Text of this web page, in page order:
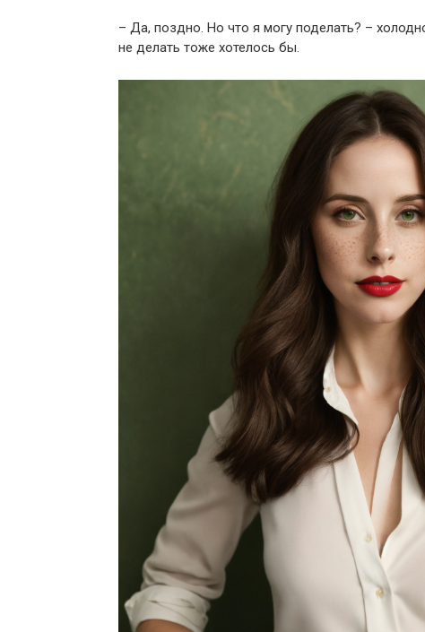
– Да, поздно. Но что я могу поделать? –
не делать тоже хотелось бы.